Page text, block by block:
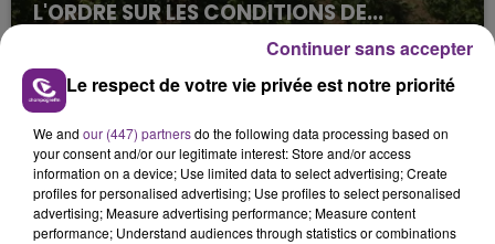
L'ORDRE SUR LES CONDITIONS DE...
Alors que les dates de début des vendange 2026
s'est avéré être plus précoce que prévu,
l'inspection du Travail en profite pour rappeler
les conditions de...
TITRES DIFFUSÉS
6h46
6h46 6h43
6h43
Le respect de votre vie privée est notre priorité
We and our (447) partnersdo the following data processing based on
your consent and/or our legitimate interest: Store and/or access
information on a device; Use limited data to select advertising; Create
profiles for personalised advertising; Use profiles to select personalised
advertising; Measure advertising performance; Measure content
performance; Understand audiences through statistics or combinations
Continuer sans accepter